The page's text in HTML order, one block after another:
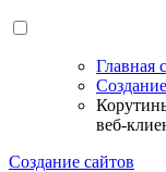
Главная
веб-
Создание сайтов